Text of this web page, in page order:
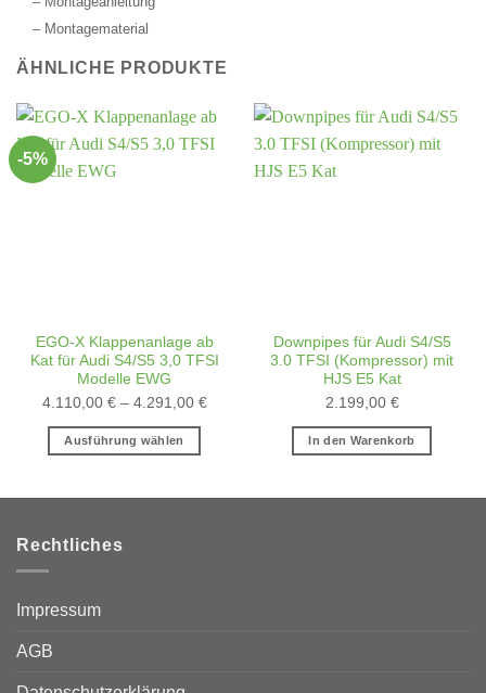
– Montagematerial
ÄHNLICHE PRODUKTE
-5%
EGO-X Klappenanlage ab
Kat für Audi S4/S5 3,0 TFSI
Modelle EWG
4.110,00 €– 4.291,00 €
Ausführung wählen
Downpipes für Audi S4/S5
3.0 TFSI (Kompressor) mit
HJS E5 Kat
2.199,00 €
In den Warenkorb
Rechtliches
Impressum
AGB